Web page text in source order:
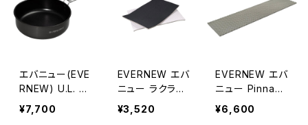
エバニュー(EVE
RNEW) U.L. Al
u.Pan 16cm
¥7,700
EVERNEW エバ
ニュー ラクラク
パッドシート
¥3,520
EVERNEW エバ
ニュー Pinnacl
e mat 180 T1
4/9
¥6,600